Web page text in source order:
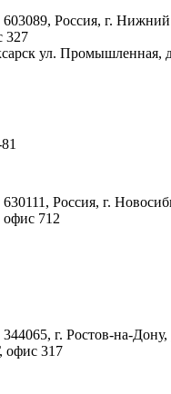
603089, Россия, г.
327
ул. Промышленная,
Россия, г.
712
г. Ростов-на-Дону,
офис 317